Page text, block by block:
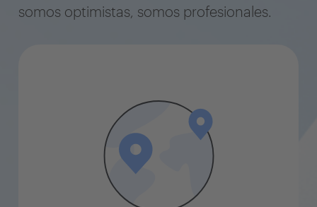
somos optimistas, somos profesionales.